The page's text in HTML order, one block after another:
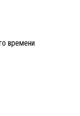
времени